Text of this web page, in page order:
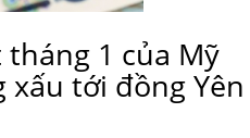
1 của Mỹ
tới đồng Yên